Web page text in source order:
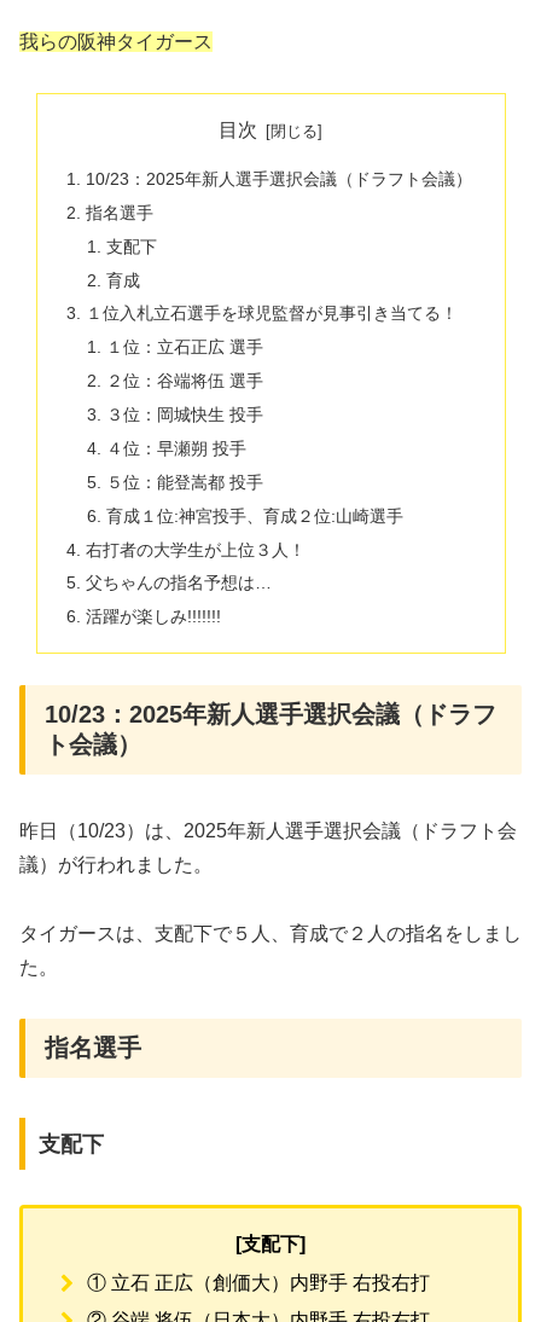
我らの阪神タイガース
目次
10/23：2025年新人選手選択会議（ドラフト会議）
指名選手
支配下
育成
１位入札立石選手を球児監督が見事引き当てる！
１位：立石正広 選手
２位：谷端将伍 選手
３位：岡城快生 投手
４位：早瀬朔 投手
５位：能登嵩都 投手
育成１位:神宮投手、育成２位:山崎選手
右打者の大学生が上位３人！
父ちゃんの指名予想は…
活躍が楽しみ!!!!!!!
10/23：2025年新人選手選択会議（ドラフ
ト会議）
昨日（10/23）は、2025年新人選手選択会議（ドラフト会
議）が行われました。
タイガースは、支配下で５人、育成で２人の指名をしまし
た。
指名選手
支配下
[支配下]
① 立石 正広（創価大）内野手 右投右打